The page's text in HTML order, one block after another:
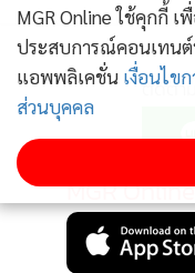
ติดตา
MGR
MGR Online ใช้คุกกี้
ประสบการณ์คอนเทน
แอพพลิเคชั่น เงื่อนไข
ส่วนบุคคล